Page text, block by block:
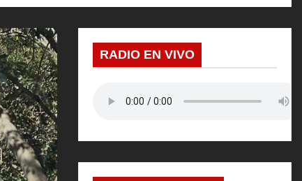
RADIO EN VIVO